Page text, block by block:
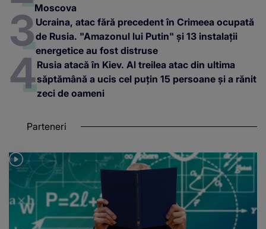
Moscova
Ucraina, atac fără precedent în Crimeea ocupată
de Rusia. "Amazonul lui Putin" și 13 instalații
energetice au fost distruse
Rusia atacă în Kiev. Al treilea atac din ultima
săptămână a ucis cel puțin 15 persoane și a rănit
zeci de oameni
Parteneri